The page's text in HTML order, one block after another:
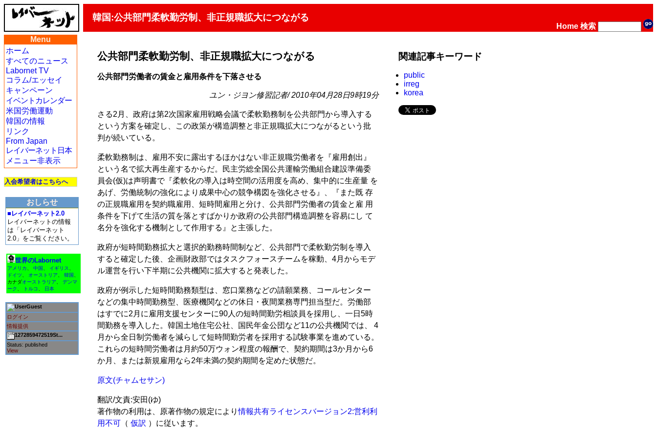
韓国:公共部門柔軟勤労制、非正規職拡大につながる
Home 検索
Menu
ホーム
すべてのニュース
Labornet TV
コラム/エッセイ
キャンペーン
イベントカレンダー
米国労働運動
韓国の情報
リンク
From Japan
レイバーネット日本
メニュー非表示
入会希望者はこちらへ
おしらせ
■レイバーネット2.0
レイバーネットの情報
は「レイバーネット
2.0」をご覧ください。
世界のLabornet
アメリカ 中国 イギリス
ドイツ
オーストリア 韓国
カナダオーストラリア
デンマ
ーク
トルコ 日本
Guest
ログイン
情報提供
1272859472519St...
Status: published
View
公共部門柔軟勤労制、非正規職拡大につながる
公共部門労働者の賃金と雇用条件を下落させる
ユン・ジヨン修習記者/ 2010年04月28日9時19分
さる2月、政府は第2次国家雇用戦略会議で柔軟勤務制を公共部門から導入する
という方案を確定し、この政策が構造調整と非正規職拡大につながるという批
判が続いている。
柔軟勤務制は、雇用不安に露出するほかはない非正規職労働者を『雇用創出』
という名で拡大再生産するからだ。民主労総全国公共運輸労働組合建設準備委
員会(仮)は声明書で『柔軟化の導入は時空間の活用度を高め、集中的に生産量 を
あげ、労働統制の強化により成果中心の競争構図を強化させる』、『また既 存
の正規職雇用を契約職雇用、短時間雇用と分け、公共部門労働者の賃金と雇 用
条件を下げて生活の質を落とすばかりか政府の公共部門構造調整を容易にし て
名分を強化する機制として作用する』と主張した。
政府が短時間勤務拡大と選択的勤務時間制など、公共部門で柔軟勤労制を導入
すると確定した後、企画財政部ではタスクフォースチームを稼動、4月からモデ
ル運営を行い下半期に公共機関に拡大すると発表した。
政府が例示した短時間勤務類型は、窓口業務などの請願業務、コールセンター
などの集中時間勤務型、医療機関などの休日・夜間業務専門担当型だ。労働部
はすでに2月に雇用支援センターに90人の短時間勤労相談員を採用し、一日5時
間勤務を導入した。韓国土地住宅公社、国民年金公団など11の公共機関では、 4
月から全日制労働者を減らして短時間勤労者を採用する試験事業を進めている。
これらの短時間労働者は月約50万ウォン程度の報酬で、契約期間は3か月から6
か月、または新規雇用なら2年未満の契約期間を定めた状態だ。
原文(チャムセサン)
翻訳/文責:安田(ゆ)
著作物の利用は、原著作物の規定により情報共有ライセンスバージョン2:営利利
用不可 （仮訳 ）に従います。
関連記事キーワード
public
irreg
korea